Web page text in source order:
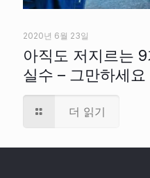
2020년 6월 23일
아직도 저지르는
실수 – 그만하세요
더 읽기